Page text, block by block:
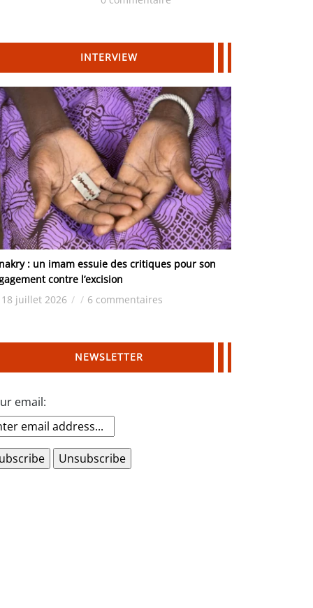
INTERVIEW
: un imam essuie des critiques pour son
contre l’excision
18 juillet 2026 / / 6 commentaires
NEWSLETTER
email: